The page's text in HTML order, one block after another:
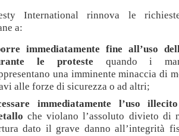
International rinnova le
a:
immediatamente fine all’uso
le proteste quando i
una imminente minaccia di
alle forze di sicurezza o ad altri;
immediatamente l’uso
che violano l’assoluto divieto di
dato il grave danno all’integrità